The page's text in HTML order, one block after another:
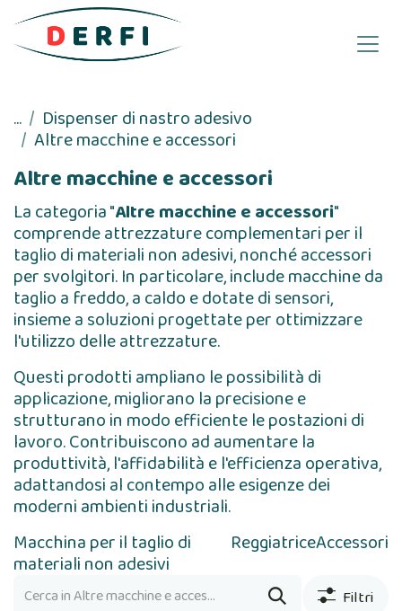
Passa al contenuto
... Dispenser di nastro adesivo
Altre macchine e accessori
Altre macchine e accessori
La categoria "Altre macchine e accessori"
comprende attrezzature complementari per il
taglio di materiali non adesivi, nonché accessori
per svolgitori. In particolare, include macchine da
taglio a freddo, a caldo e dotate di sensori,
insieme a soluzioni progettate per ottimizzare
l'utilizzo delle attrezzature.
Questi prodotti ampliano le possibilità di
applicazione, migliorano la precisione e
strutturano in modo efficiente le postazioni di
lavoro. Contribuiscono ad aumentare la
produttività, l'affidabilità e l'efficienza operativa,
adattandosi al contempo alle esigenze dei
moderni ambienti industriali.
Macchina per il taglio di
materiali non adesivi
ReggiatriceAccessori
Filtri